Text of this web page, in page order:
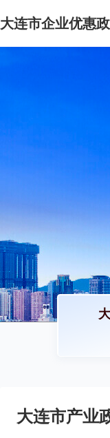
大连市企业优惠
大连市产业